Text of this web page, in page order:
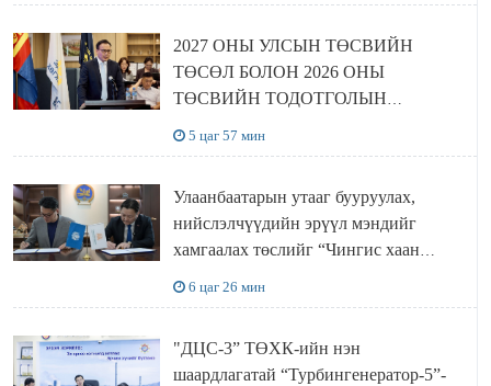
2027 ОНЫ УЛСЫН ТӨСВИЙН
ТӨСӨЛ БОЛОН 2026 ОНЫ
ТӨСВИЙН ТОДОТГОЛЫН
5 цаг 57 мин
Улаанбаатарын утааг бууруулах,
нийслэлчүүдийн эрүүл мэндийг
хамгаалах төслийг “Чингис хаан
6 цаг 26 мин
"ДЦС-3” ТӨХК-ийн нэн
шаардлагатай “Турбингенератор-5”-